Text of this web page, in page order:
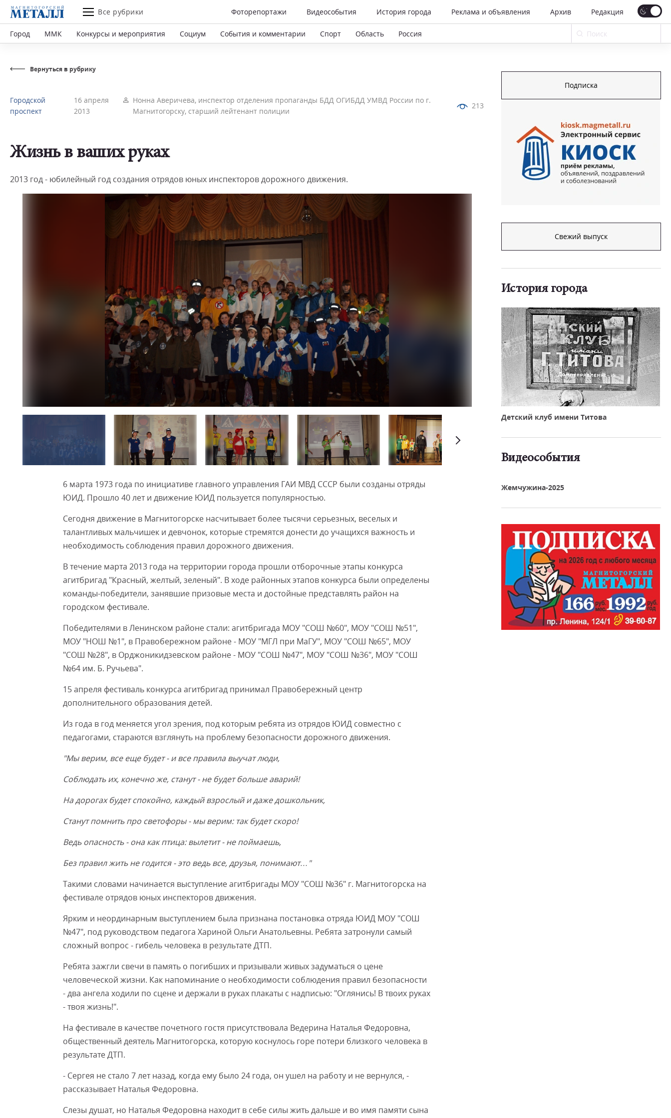
Все рубрики Фоторепортажи Видеособытия История города Реклама и объявления Архив Редакция
Город ММК Конкурсы и мероприятия Социум События и комментарии Спорт Область Россия
Вернуться в рубрику
Городской
проспект
16 апреля
2013
Нонна Аверичева, инспектор отделения пропаганды БДД ОГИБДД УМВД России по г.
Магнитогорску, старший лейтенант полиции
213
Жизнь в ваших руках
2013 год - юбилейный год создания отрядов юных инспекторов дорожного движения.
6 марта 1973 года по инициативе главного управления ГАИ МВД СССР были созданы отряды
ЮИД. Прошло 40 лет и движение ЮИД пользуется популярностью.
Сегодня движение в Магнитогорске насчитывает более тысячи серьезных, веселых и
талантливых мальчишек и девчонок, которые стремятся донести до учащихся важность и
необходимость соблюдения правил дорожного движения.
В течение марта 2013 года на территории города прошли отборочные этапы конкурса
агитбригад "Красный, желтый, зеленый". В ходе районных этапов конкурса были определены
команды-победители, занявшие призовые места и достойные представлять район на
городском фестивале.
Победителями в Ленинском районе стали: агитбригада МОУ "СОШ №60", МОУ "СОШ №51",
МОУ "НОШ №1", в Правобережном районе - МОУ "МГЛ при МаГУ", МОУ "СОШ №65", МОУ
"СОШ №28", в Орджоникидзевском районе - МОУ "СОШ №47", МОУ "СОШ №36", МОУ "СОШ
№64 им. Б. Ручьева".
15 апреля фестиваль конкурса агитбригад принимал Правобережный центр
дополнительного образования детей.
Из года в год меняется угол зрения, под которым ребята из отрядов ЮИД совместно с
педагогами, стараются взглянуть на проблему безопасности дорожного движения.
"Мы верим, все еще будет - и все правила выучат люди,
Соблюдать их, конечно же, станут - не будет больше аварий!
На дорогах будет спокойно, каждый взрослый и даже дошкольник,
Станут помнить про светофоры - мы верим: так будет скоро!
Ведь опасность - она как птица: вылетит - не поймаешь,
Без правил жить не годится - это ведь все, друзья, понимают…"
Такими словами начинается выступление агитбригады МОУ "СОШ №36" г. Магнитогорска на
фестивале отрядов юных инспекторов движения.
Ярким и неординарным выступлением была признана постановка отряда ЮИД МОУ "СОШ
№47", под руководством педагога Хариной Ольги Анатольевны. Ребята затронули самый
сложный вопрос - гибель человека в результате ДТП.
Ребята зажгли свечи в память о погибших и призывали живых задуматься о цене
человеческой жизни. Как напоминание о необходимости соблюдения правил безопасности
- два ангела ходили по сцене и держали в руках плакаты с надписью: "Оглянись! В твоих руках
- твоя жизнь!".
На фестивале в качестве почетного гостя присутствовала Ведерина Наталья Федоровна,
общественный деятель Магнитогорска, которую коснулось горе потери близкого человека в
результате ДТП.
- Сергея не стало 7 лет назад, когда ему было 24 года, он ушел на работу и не вернулся, -
рассказывает Наталья Федоровна.
Слезы душат, но Наталья Федоровна находит в себе силы жить дальше и во имя памяти сына
Подписка
Свежий выпуск
История города
Детский клуб имени Титова
Видеособытия
Жемчужина-2025